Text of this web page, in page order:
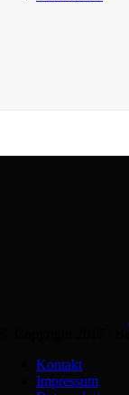
Kontakt
Impressum